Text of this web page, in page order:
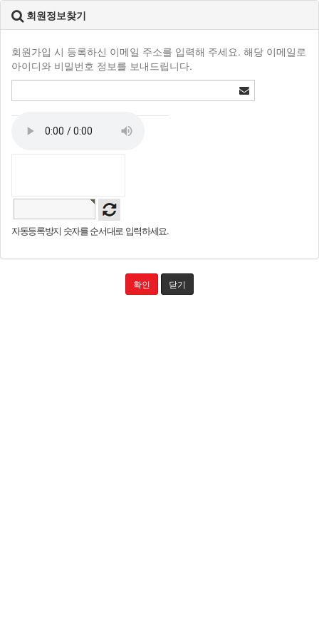
회원정보찾기
회원가입 시 등록하신 이메일 주소를 입력해 주세요. 해당 이메일로
아이디와 비밀번호 정보를 보내드립니다.
자동등록방지 숫자를 순서대로 입력하세요.
확인 닫기